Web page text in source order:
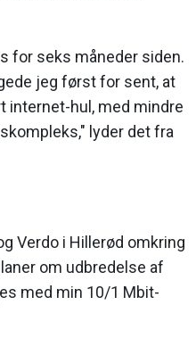
for seks måneder siden.
jeg først for sent, at
internet-hul, med mindre
lyder det fra
Verdo i Hillerød omkring
om udbredelse af
med min 10/1 Mbit-